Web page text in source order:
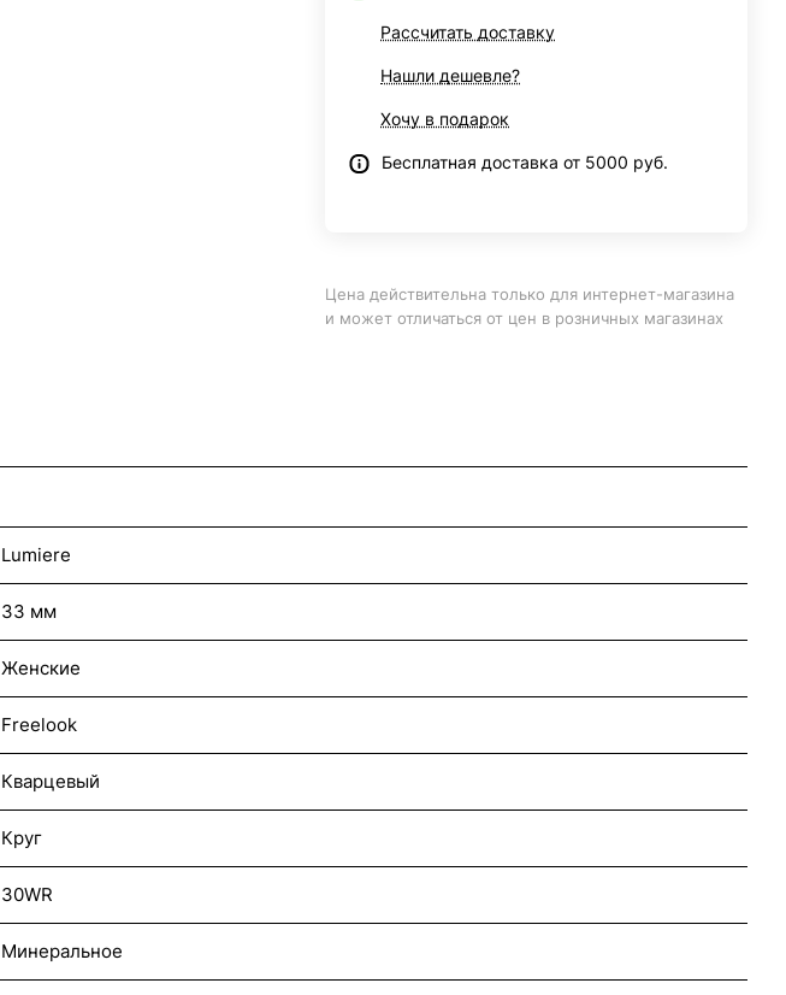
Рассчитать доставку
Нашли дешевле?
Хочу в подарок
Бесплатная доставка от 5000 руб.
Цена действительна только для интернет-магазина
и может отличаться от цен в розничных магазинах
Lumiere
33 мм
Женские
Freelook
Кварцевый
Круг
30WR
Минеральное